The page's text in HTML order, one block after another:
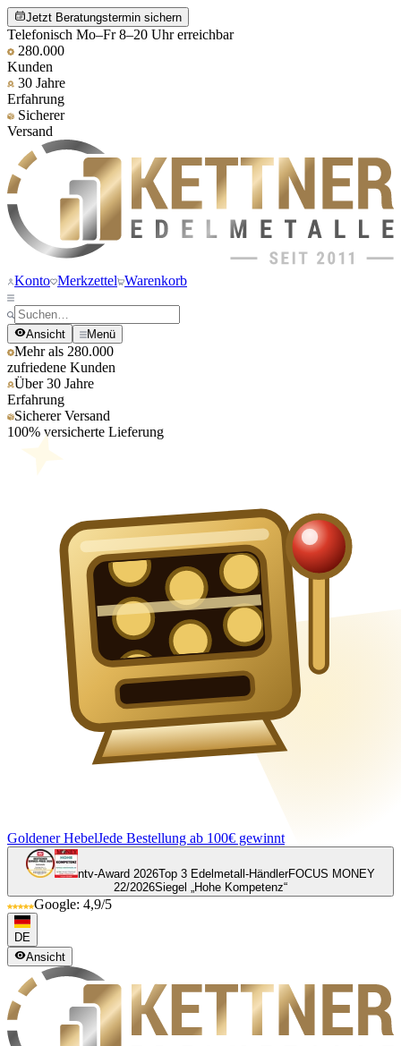
Jetzt Beratungstermin sichern
Telefonisch Mo–Fr 8–20 Uhr erreichbar
280.000
Kunden
30 Jahre
Erfahrung
Sicherer
Versand
Konto Merkzettel Warenkorb
Ansicht Menü
Mehr als 280.000
zufriedene Kunden
Über 30 Jahre
Erfahrung
Sicherer Versand
100% versicherte Lieferung
Goldener HebelJede Bestellung ab 100€ gewinnt
ntv-Award 2026Top 3 Edelmetall-HändlerFOCUS MONEY
22/2026Siegel „Hohe Kompetenz“
Google: 4,9/5
DE
Ansicht